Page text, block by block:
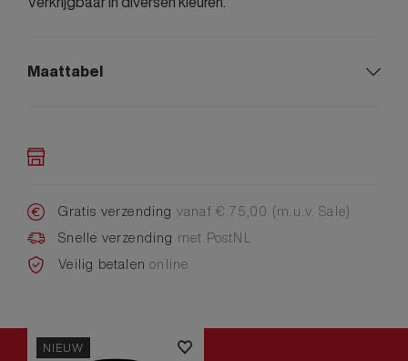
Maattabel
Gratis verzending vanaf € 75,00 (m.u.v. Sale)
Snelle verzending met PostNL
Veilig betalenonline
NIEUW